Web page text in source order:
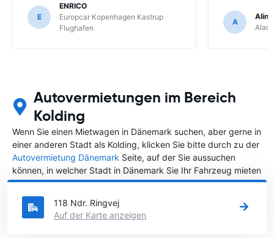
E
ENRICO
Europcar Kopenhagen Kastrup
Flughafen
A
Autovermietungen im Bereich
Kolding
Wenn Sie einen Mietwagen in Dänemark suchen, aber gerne in
einer anderen Stadt als Kolding, klicken Sie bitte durch zu der
Autovermietung Dänemark Seite, auf der Sie aussuchen
können, in welcher Stadt in Dänemark Sie Ihr Fahrzeug mieten
wollen.
118 Ndr. Ringvej
Auf der Karte anzeigen